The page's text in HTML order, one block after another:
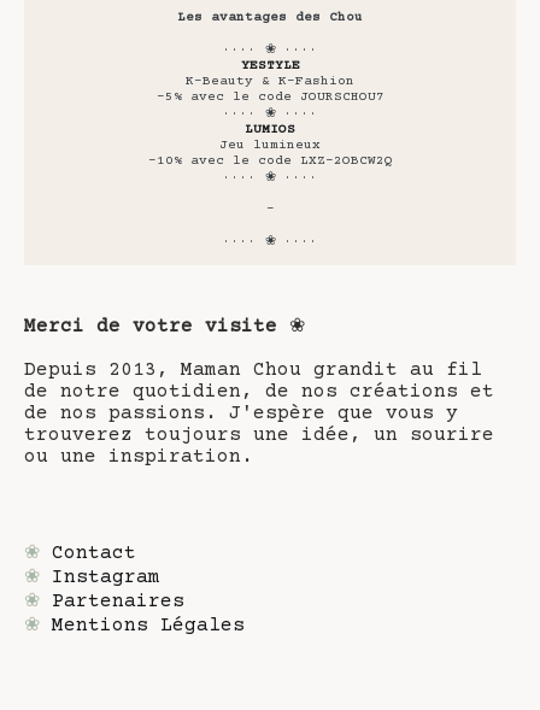
Les avantages des Chou
···· ❀ ····
YESTYLE
K-Beauty & K-Fashion
-5% avec le code JOURSCHOU7
···· ❀ ····
LUMIOS
Jeu lumineux
-10% avec le code LXZ-2OBCW2Q
···· ❀ ····
-
···· ❀ ····
Merci de votre visite ❀
Depuis 2013, Maman Chou grandit au fil
de notre quotidien, de nos créations et
de nos passions. J'espère que vous y
trouverez toujours une idée, un sourire
ou une inspiration.
❀ Contact
❀ Instagram
❀ Partenaires
❀ Mentions Légales